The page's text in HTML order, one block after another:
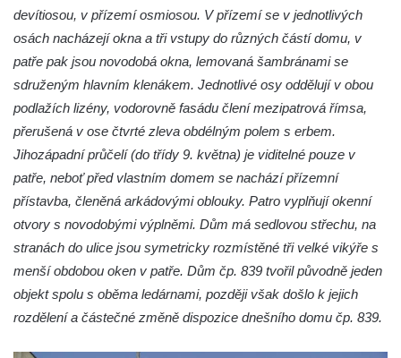
devítiosou, v přízemí osmiosou. V přízemí se v jednotlivých
osách nacházejí okna a tři vstupy do různých částí domu, v
patře pak jsou novodobá okna, lemovaná šambránami se
sdruženým hlavním klenákem. Jednotlivé osy oddělují v obou
podlažích lizény, vodorovně fasádu člení mezipatrová římsa,
přerušená v ose čtvrté zleva obdélným polem s erbem.
Jihozápadní průčelí (do třídy 9. května) je viditelné pouze v
patře, neboť před vlastním domem se nachází přízemní
přístavba, členěná arkádovými oblouky. Patro vyplňují okenní
otvory s novodobými výplněmi. Dům má sedlovou střechu, na
stranách do ulice jsou symetricky rozmístěné tři velké vikýře s
menší obdobou oken v patře. Dům čp. 839 tvořil původně jeden
objekt spolu s oběma ledárnami, později však došlo k jejich
rozdělení a částečné změně dispozice dnešního domu čp. 839.